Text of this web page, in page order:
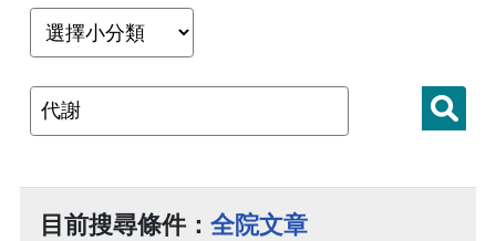
目前搜尋條件： 全院文章